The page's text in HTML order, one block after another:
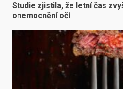
Studie zjistila, že letní čas
onemocnění očí